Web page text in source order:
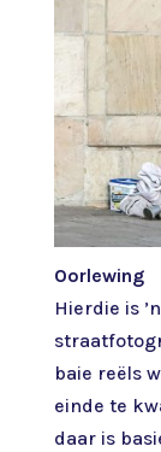
Oorlewing
Hierdie is
baie reëls
einde te
daar is